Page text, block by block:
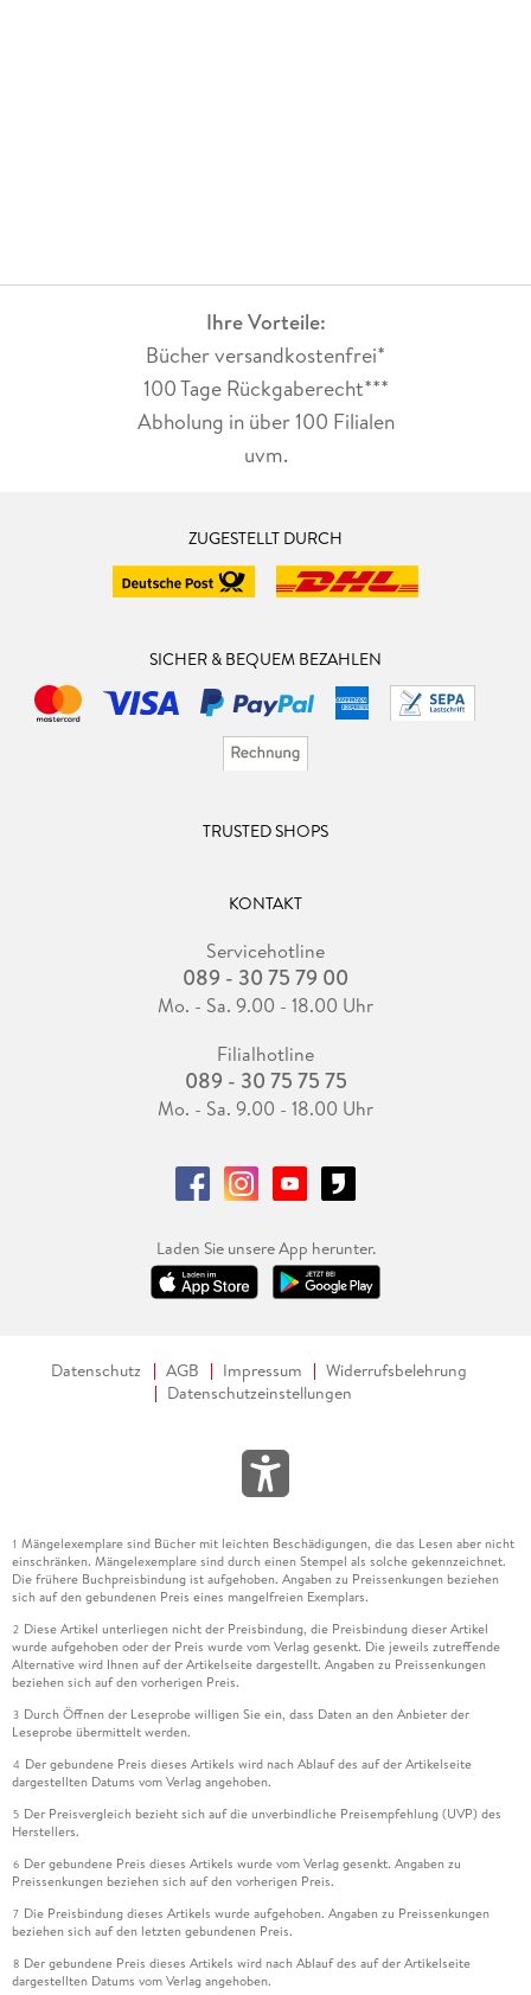
Ihre Vorteile:
Bücher versandkostenfrei*
100 Tage Rückgaberecht***
Abholung in über 100 Filialen
uvm.
ZUGESTELLT DURCH
SICHER & BEQUEM BEZAHLEN
TRUSTED SHOPS
KONTAKT
Servicehotline
089 - 30 75 79 00
Mo. - Sa. 9.00 - 18.00 Uhr
Filialhotline
089 - 30 75 75 75
Mo. - Sa. 9.00 - 18.00 Uhr
Laden Sie unsere App herunter.
Datenschutz AGB Impressum
Widerrufsbelehrung
Datenschutzeinstellungen
1 Mängelexemplare sind Bücher mit leichten Beschädigungen, die das Lesen aber nicht
einschränken. Mängelexemplare sind durch einen Stempel als solche gekennzeichnet.
Die frühere Buchpreisbindung ist aufgehoben. Angaben zu Preissenkungen beziehen
sich auf den gebundenen Preis eines mangelfreien Exemplars.
2 Diese Artikel unterliegen nicht der Preisbindung, die Preisbindung dieser Artikel
wurde aufgehoben oder der Preis wurde vom Verlag gesenkt. Die jeweils zutreffende
Alternative wird Ihnen auf der Artikelseite dargestellt. Angaben zu Preissenkungen
beziehen sich auf den vorherigen Preis.
3 Durch Öffnen der Leseprobe willigen Sie ein, dass Daten an den Anbieter der
Leseprobe übermittelt werden.
4 Der gebundene Preis dieses Artikels wird nach Ablauf des auf der Artikelseite
dargestellten Datums vom Verlag angehoben.
5 Der Preisvergleich bezieht sich auf die unverbindliche Preisempfehlung (UVP) des
Herstellers.
6 Der gebundene Preis dieses Artikels wurde vom Verlag gesenkt. Angaben zu
Preissenkungen beziehen sich auf den vorherigen Preis.
7 Die Preisbindung dieses Artikels wurde aufgehoben. Angaben zu Preissenkungen
beziehen sich auf den letzten gebundenen Preis.
8 Der gebundene Preis dieses Artikels wird nach Ablauf des auf der Artikelseite
dargestellten Datums vom Verlag angehoben.